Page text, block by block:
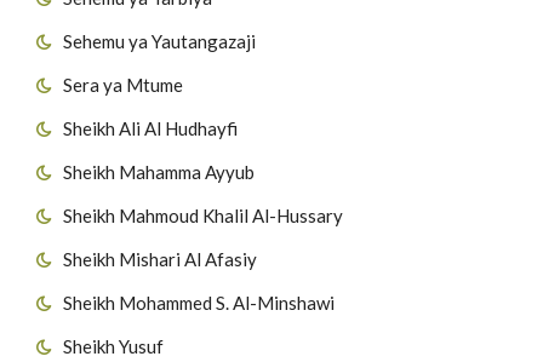
Sehemu ya Yautangazaji
Sera ya Mtume
Sheikh Ali Al Hudhayfi
Sheikh Mahamma Ayyub
Sheikh Mahmoud Khalil Al-Hussary
Sheikh Mishari Al Afasiy
Sheikh Mohammed S. Al-Minshawi
Sheikh Yusuf